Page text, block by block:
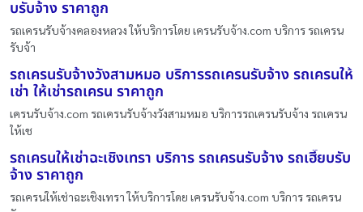
บรับจ้าง ราคาถูก
รถเครนรับจ้างคลองหลวง ให้บริการโดย เครนรับจ้าง.com บริการ รถเครน
รับจ้า
รถเครนรับจ้างวังสามหมอ บริการรถเครนรับจ้าง รถเครนให้
เช่า ให้เช่ารถเครน ราคาถูก
เครนรับจ้าง.com รถเครนรับจ้างวังสามหมอ บริการรถเครนรับจ้าง รถเครน
ให้เช
รถเครนให้เช่าฉะเชิงเทรา บริการ รถเครนรับจ้าง รถเฮี๊ยบรับ
จ้าง ราคาถูก
รถเครนให้เช่าฉะเชิงเทรา ให้บริการโดย เครนรับจ้าง.com บริการ รถเครน